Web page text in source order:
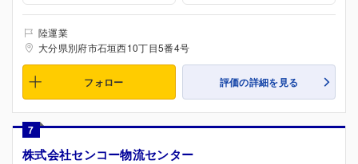
陸運業
大分県別府市石垣西10丁目5番4号
フォロー 評価の詳細を見る
7
株式会社センコー物流センター